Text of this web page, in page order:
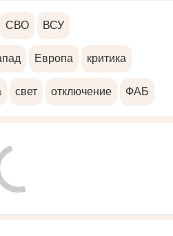
СВО ВСУ
Европа критика
свет отключение ФАБ